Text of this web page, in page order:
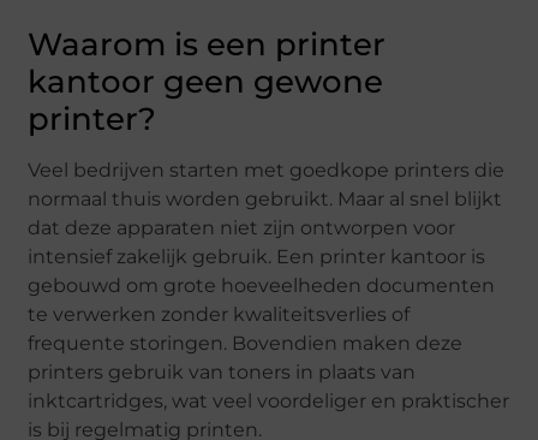
Waarom is een printer
kantoor geen gewone
printer?
Veel bedrijven starten met goedkope printers die
normaal thuis worden gebruikt. Maar al snel blijkt
dat deze apparaten niet zijn ontworpen voor
intensief zakelijk gebruik. Een printer kantoor is
gebouwd om grote hoeveelheden documenten
te verwerken zonder kwaliteitsverlies of
frequente storingen. Bovendien maken deze
printers gebruik van toners in plaats van
inktcartridges, wat veel voordeliger en praktischer
is bij regelmatig printen.